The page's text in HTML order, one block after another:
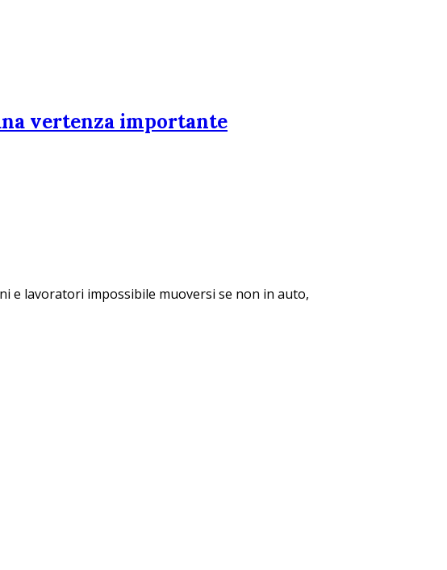
vertenza importante
e lavoratori impossibile muoversi se non in auto,